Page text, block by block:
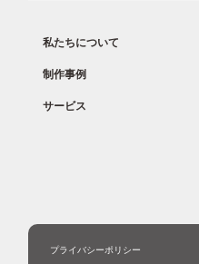
私たちについて
制作事例
サービス
プライバシーポリシー